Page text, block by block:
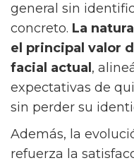
general sin
concreto. La
el principal valor
facial actual ,
expectativas de
sin perder su
Además, la
refuerza la